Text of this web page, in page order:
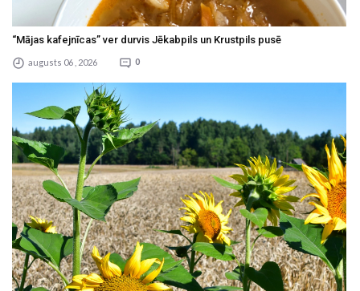
“Mājas kafejnīcas” ver durvis Jēkabpils un Krustpils pusē
augusts 06 , 2026 0